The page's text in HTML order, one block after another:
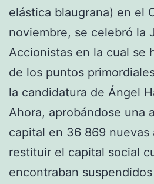
elástica blaugrana) en el
noviembre, se celebró la
Accionistas en la cual se
de los puntos
la candidatura de Ángel
Ahora, aprobándose una
capital en 36 869 nuevas
restituir el capital social
encontraban